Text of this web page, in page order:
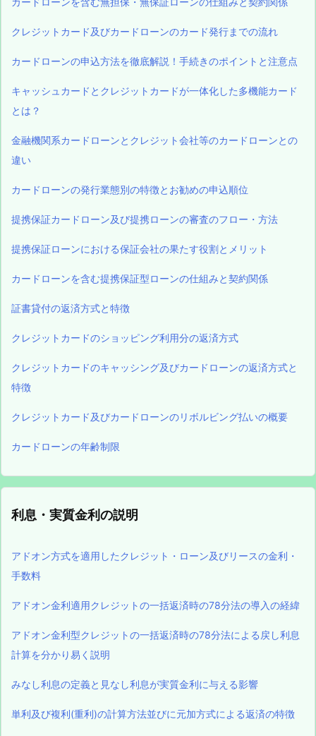
クレジットカード及びカードローンのカード発行までの流れ
カードローンの申込方法を徹底解説！手続きのポイントと注意点
キャッシュカードとクレジットカードが一体化した多機能カード
とは？
金融機関系カードローンとクレジット会社等のカードローンとの
違い
カードローンの発行業態別の特徴とお勧めの申込順位
提携保証カードローン及び提携ローンの審査のフロー・方法
提携保証ローンにおける保証会社の果たす役割とメリット
カードローンを含む提携保証型ローンの仕組みと契約関係
証書貸付の返済方式と特徴
クレジットカードのショッピング利用分の返済方式
クレジットカードのキャッシング及びカードローンの返済方式と
特徴
クレジットカード及びカードローンのリボルビング払いの概要
カードローンの年齢制限
利息・実質金利の説明
アドオン方式を適用したクレジット・ローン及びリースの金利・
手数料
アドオン金利適用クレジットの一括返済時の78分法の導入の経緯
アドオン金利型クレジットの一括返済時の78分法による戻し利息
計算を分かり易く説明
みなし利息の定義と見なし利息が実質金利に与える影響
単利及び複利(重利)の計算方法並びに元加方式による返済の特徴